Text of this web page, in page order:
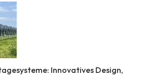
Innovatives Design,